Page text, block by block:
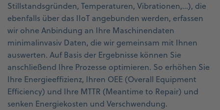
Stillstandsgründen, Temperaturen, Vibrationen,…), die
ebenfalls über das IIoT angebunden werden, erfassen
wir ohne Anbindung an Ihre Maschinendaten
minimalinvasiv Daten, die wir gemeinsam mit Ihnen
auswerten. Auf Basis der Ergebnisse können Sie
anschließend Ihre Prozesse optimieren. So erhöhen Sie
Ihre Energieeffizienz, Ihren OEE (Overall Equipment
Efficiency) und Ihre MTTR (Meantime to Repair) und
senken Energiekosten und Verschwendung.